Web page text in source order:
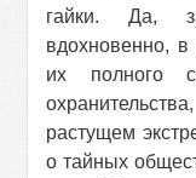
гайки. Да,
вдохновенно, в
их полного
растущем
о тайных